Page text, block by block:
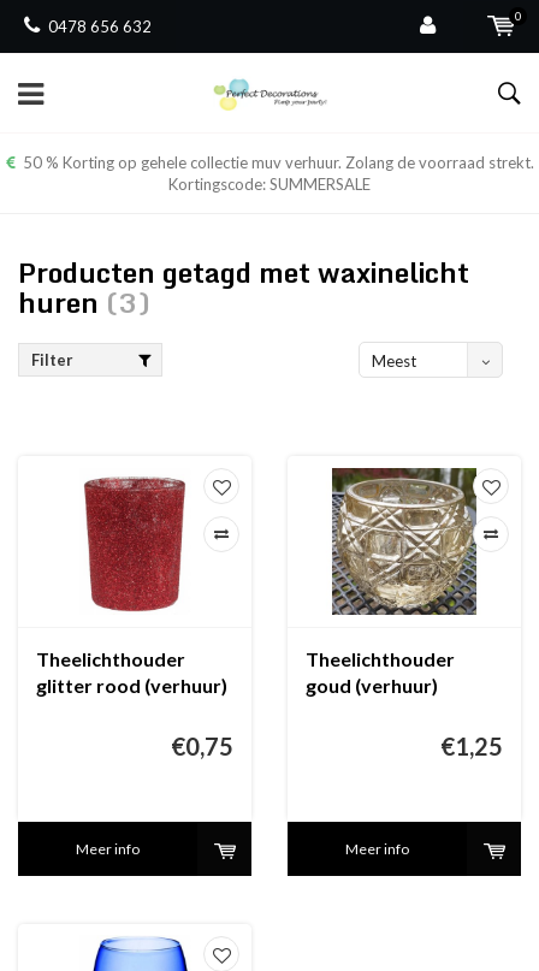
0478 656 632
0
50 % Korting op gehele collectie muv verhuur. Zolang de voorraad strekt.
Kortingscode: SUMMERSALE
Producten getagd met waxinelicht
huren (3)
Filter
Meest
Theelichthouder
glitter rood (verhuur)
€0,75
Meer info
Theelichthouder
goud (verhuur)
€1,25
Meer info